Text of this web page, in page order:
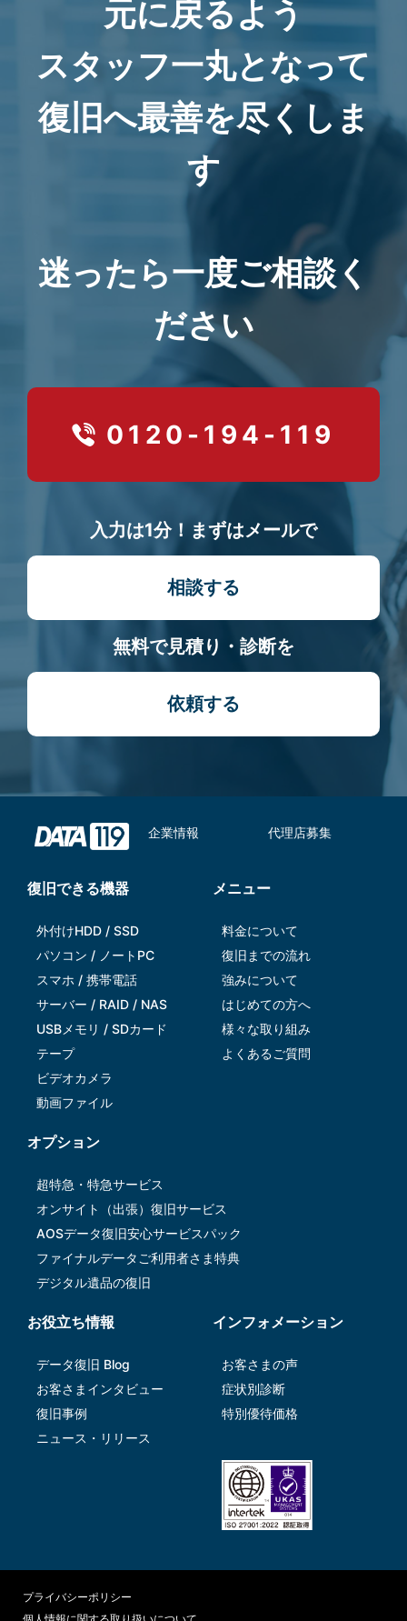
元に戻るよう
スタッフ一丸となって
復旧へ最善を尽くしま
す
迷ったら一度ご相談く
ださい
0120-194-119
入力は1分！まずはメールで
相談する
無料で見積り・診断を
依頼する
企業情報 代理店募集
復旧できる機器
外付けHDD / SSD
パソコン / ノートPC
スマホ / 携帯電話
サーバー / RAID / NAS
USBメモリ / SDカード
テープ
ビデオカメラ
動画ファイル
メニュー
料金について
復旧までの流れ
強みについて
はじめての方へ
様々な取り組み
よくあるご質問
オプション
超特急・特急サービス
オンサイト（出張）復旧サービス
AOSデータ復旧安⼼サービスパック
ファイナルデータご利⽤者さま特典
デジタル遺品の復旧
お役立ち情報
データ復旧 Blog
お客さまインタビュー
復旧事例
ニュース・リリース
インフォメーション
お客さまの声
症状別診断
特別優待価格
プライバシーポリシー